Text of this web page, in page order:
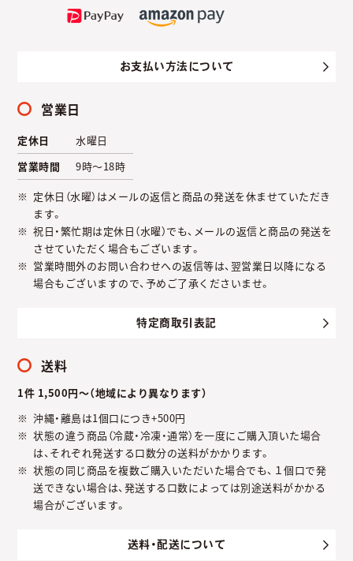
お支払い方法について
営業日
定休日
水曜日
営業時間
9時～18時
定休日（水曜）はメールの返信と商品の発送を休ませていただき
ます。
祝日・繁忙期は定休日（水曜）でも、メールの返信と商品の発送を
させていただく場合もございます。
営業時間外のお問い合わせへの返信等は、翌営業日以降になる
場合もございますので、予めご了承くださいませ。
特定商取引表記
送料
1件 1,500円～（地域により異なります）
沖縄・離島は1個口につき+500円
状態の違う商品（冷蔵・冷凍・通常）を一度にご購入頂いた場合
は、それぞれ発送する口数分の送料がかかります。
状態の同じ商品を複数ご購入いただいた場合でも、１個口で発
送できない場合は、発送する口数によっては別途送料がかかる
場合がございます。
送料・配送について